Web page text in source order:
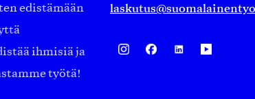
edistämään
ihmisiä ja
työtä!